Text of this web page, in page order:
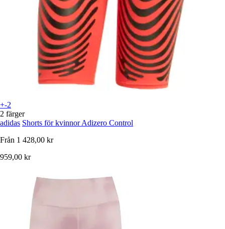
+-2
2 färger
adidas Shorts för kvinnor Adizero Control
Från 1 428,00 kr
959,00 kr